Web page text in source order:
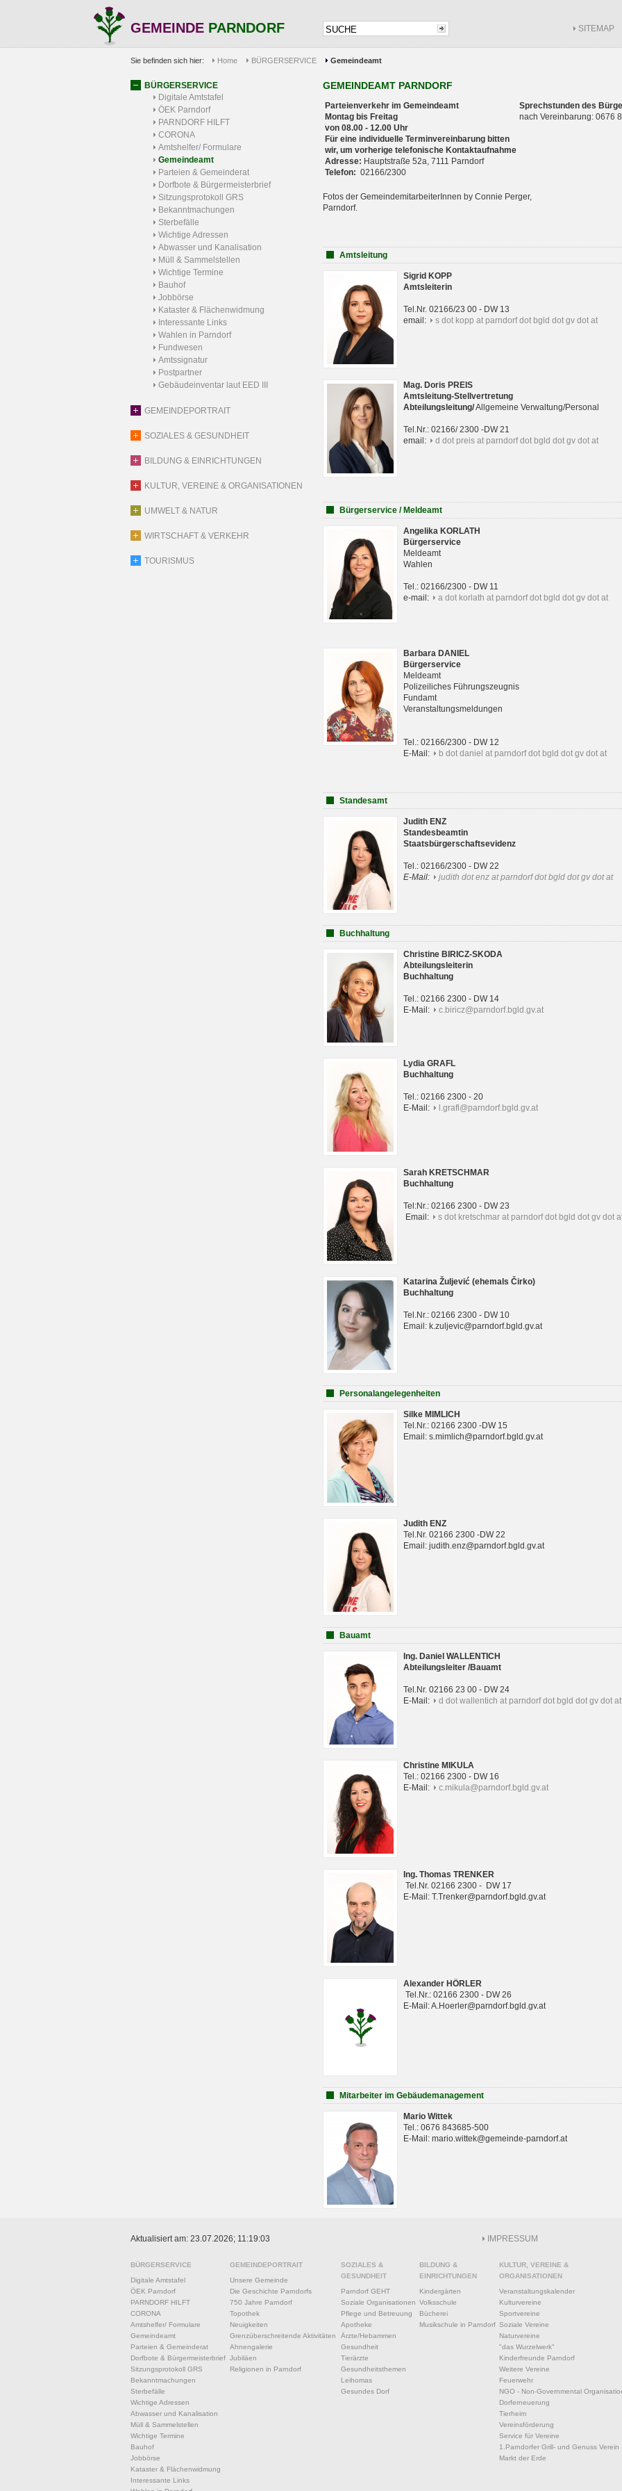
GEMEINDE PARNDORF SITEMAP
Sie befinden sich hier: Home BÜRGERSERVICE Gemeindeamt
BÜRGERSERVICE
Digitale Amtstafel
ÖEK Parndorf
PARNDORF HILFT
CORONA
Amtshelfer/ Formulare
Gemeindeamt
Parteien & Gemeinderat
Dorfbote & Bürgermeisterbrief
Sitzungsprotokoll GRS
Bekanntmachungen
Sterbefälle
Wichtige Adressen
Abwasser und Kanalisation
Müll & Sammelstellen
Wichtige Termine
Bauhof
Jobbörse
Kataster & Flächenwidmung
Interessante Links
Wahlen in Parndorf
Fundwesen
Amtssignatur
Postpartner
Gebäudeinventar laut EED III
GEMEINDEPORTRAIT
SOZIALES & GESUNDHEIT
BILDUNG & EINRICHTUNGEN
KULTUR, VEREINE & ORGANISATIONEN
UMWELT & NATUR
WIRTSCHAFT & VERKEHR
TOURISMUS
GEMEINDEAMT PARNDORF
Parteienverkehr im Gemeindeamt
Montag bis Freitag
von 08.00 - 12.00 Uhr
Für eine individuelle Terminvereinbarung bitten
wir, um vorherige telefonische Kontaktaufnahme
Adresse: Hauptstraße 52a, 7111 Parndorf
Telefon: 02166/2300
Sprechstunden des
nach Vereinbarung: 0676
Fotos der GemeindemitarbeiterInnen by Connie Perger,
Parndorf.
Amtsleitung
Sigrid KOPP
Amtsleiterin
Tel.Nr. 02166/23 00 - DW 13
email:
s dot kopp at parndorf dot bgld dot gv dot at
Mag. Doris PREIS
Amtsleitung-Stellvertretung
Abteilungsleitung/Allgemeine Verwaltung/Personal
Tel.Nr.: 02166/ 2300 -DW 21
email:
d dot preis at parndorf dot bgld dot gv dot at
Bürgerservice / Meldeamt
Angelika KORLATH
Bürgerservice
Meldeamt
Wahlen
Tel.: 02166/2300 - DW 11
e-mail:
a dot korlath at parndorf dot bgld dot gv dot at
Barbara DANIEL
Bürgerservice
Meldeamt
Polizeiliches Führungszeugnis
Fundamt
Veranstaltungsmeldungen
Tel.: 02166/2300 - DW 12
E-Mail:
b dot daniel at parndorf dot bgld dot gv dot at
Standesamt
Judith ENZ
Standesbeamtin
Staatsbürgerschaftsevidenz
Tel.: 02166/2300 - DW 22
E-Mail:
judith dot enz at parndorf dot bgld dot gv dot at
Buchhaltung
Christine BIRICZ-SKODA
Abteilungsleiterin
Buchhaltung
Tel.: 02166 2300 - DW 14
E-Mail:
c.biricz@parndorf.bgld.gv.at
Lydia GRAFL
Buchhaltung
Tel.: 02166 2300 - 20
E-Mail:
l.grafl@parndorf.bgld.gv.at
Sarah KRETSCHMAR
Buchhaltung
Tel:Nr.: 02166 2300 - DW 23
Email:
s dot kretschmar at parndorf dot bgld dot gv dot
Katarina Žuljević (ehemals Čirko)
Buchhaltung
Tel.Nr.: 02166 2300 - DW 10
Email: k.zuljevic@parndorf.bgld.gv.at
Personalangelegenheiten
Silke MIMLICH
Tel.Nr.: 02166 2300 -DW 15
Email: s.mimlich@parndorf.bgld.gv.at
Judith ENZ
Tel.Nr. 02166 2300 -DW 22
Email: judith.enz@parndorf.bgld.gv.at
Bauamt
Ing. Daniel WALLENTICH
Abteilungsleiter /Bauamt
Tel.Nr. 02166 23 00 - DW 24
E-Mail:
d dot wallentich at parndorf dot bgld dot gv dot at
Christine MIKULA
Tel.: 02166 2300 - DW 16
E-Mail:
c.mikula@parndorf.bgld.gv.at
Ing. Thomas TRENKER
Tel.Nr. 02166 2300 - DW 17
E-Mail: T.Trenker@parndorf.bgld.gv.at
Alexander HÖRLER
Tel.Nr.: 02166 2300 - DW 26
E-Mail: A.Hoerler@parndorf.bgld.gv.at
Mitarbeiter im Gebäudemanagement
Mario Wittek
Tel.: 0676 843685-500
E-Mail: mario.wittek@gemeinde-parndorf.at
Aktualisiert am: 23.07.2026; 11:19:03 IMPRESSUM
BÜRGERSERVICE
Digitale Amtstafel
ÖEK Parndorf
PARNDORF HILFT
CORONA
Amtshelfer/ Formulare
Gemeindeamt
Parteien & Gemeinderat
Dorfbote & Bürgermeisterbrief
Sitzungsprotokoll GRS
Bekanntmachungen
Sterbefälle
Wichtige Adressen
Abwasser und Kanalisation
Müll & Sammelstellen
Wichtige Termine
Bauhof
Jobbörse
Kataster & Flächenwidmung
Interessante Links
GEMEINDEPORTRAIT
Unsere Gemeinde
Die Geschichte Parndorfs
750 Jahre Parndorf
Topothek
Neuigkeiten
Grenzüberschreitende Aktivitäten
Ahnengalerie
Jubiläen
Religionen in Parndorf
SOZIALES &
GESUNDHEIT
Parndorf GEHT
Soziale Organisationen
Pflege und Betreuung
Apotheke
Ärzte/Hebammen
Gesundheit
Tierärzte
Gesundheitsthemen
Leihomas
Gesundes Dorf
BILDUNG &
EINRICHTUNGEN
Kindergärten
Volksschule
Bücherei
Musikschule in Parndorf
KULTUR, VEREINE &
ORGANISATIONEN
Veranstaltungskalender
Kulturvereine
Sportvereine
Soziale Vereine
Naturvereine
"das Wurzelwerk"
Kinderfreunde Parndorf
Weitere Vereine
Feuerwehr
NGO - Non-Governmental
Dorferneuerung
Tierheim
Vereinsförderung
Service für Vereine
1.Parndorfer Grill- und Genuss Verein
Markt der Erde